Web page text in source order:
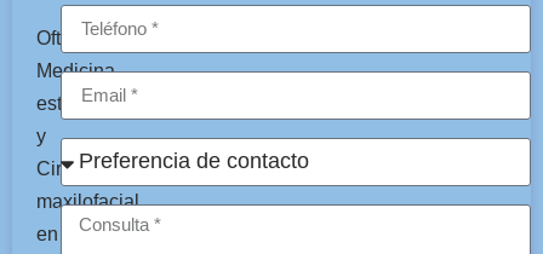
Oftalmología,
Medicina
estética
y
Cirugía
maxilofacial
en